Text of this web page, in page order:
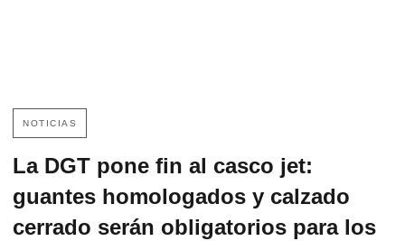
NOTICIAS
La DGT pone fin al casco jet:
guantes homologados y calzado
cerrado serán obligatorios para los